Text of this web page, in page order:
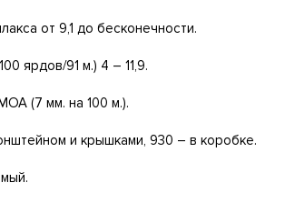
от 9,1 до бесконечности.
ярдов/91 м.) 4 – 11,9.
(7 мм. на 100 м.).
и крышками, 930 – в коробке.